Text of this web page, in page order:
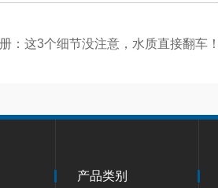
：这3个细节没注意，水质直接翻车！
产品类别